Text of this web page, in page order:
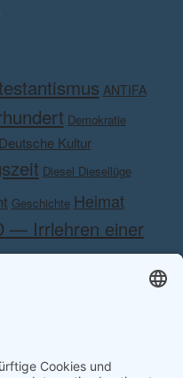
ANTIFA
Demokratie
Deutsche Kultur
Diesel Diesellüge
Geschichte Heimat
— Irrlehren einer
Volk!